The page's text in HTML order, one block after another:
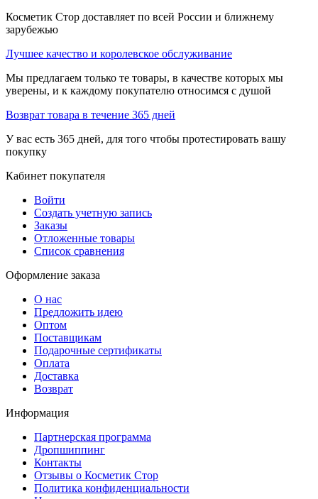
Косметик Стор доставляет по всей России и ближнему
зарубежью
Лучшее качество и королевское обслуживание
Мы предлагаем только те товары, в качестве которых мы
уверены, и к каждому покупателю относимся с душой
Возврат товара в течение 365 дней
У вас есть 365 дней, для того чтобы протестировать вашу
покупку
Кабинет покупателя
Войти
Создать учетную запись
Заказы
Отложенные товары
Список сравнения
Оформление заказа
О нас
Предложить идею
Оптом
Поставщикам
Подарочные сертификаты
Оплата
Доставка
Возврат
Информация
Партнерская программа
Дропшиппинг
Контакты
Отзывы о Косметик Стор
Политика конфиденциальности